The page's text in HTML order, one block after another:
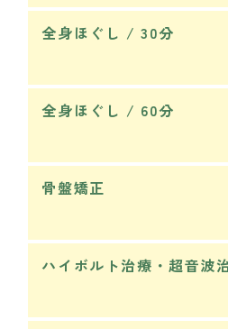
全身ほぐし / 30分
全身ほぐし / 60分
骨盤矯正
ハイボルト治療・超音波